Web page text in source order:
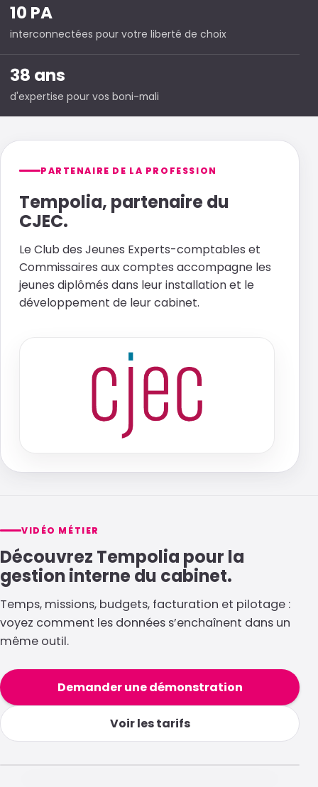
10 PA
interconnectées pour votre liberté de choix
38 ans
d'expertise pour vos boni-mali
PARTENAIRE DE LA PROFESSION
Tempolia, partenaire du
CJEC.
Le Club des Jeunes Experts-comptables et
Commissaires aux comptes accompagne les
jeunes diplômés dans leur installation et le
développement de leur cabinet.
VIDÉO MÉTIER
Découvrez Tempolia pour la
gestion interne du cabinet.
Temps, missions, budgets, facturation et pilotage :
voyez comment les données s’enchaînent dans un
même outil.
Demander une démonstration
Voir les tarifs
Tempolia pour les experts-comptables